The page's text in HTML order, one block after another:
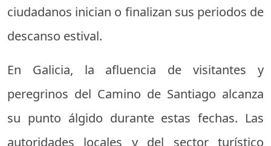
ciudadanos inician o finalizan sus periodos de
descanso estival.
En Galicia, la afluencia de visitantes y
peregrinos del Camino de Santiago alcanza
su punto álgido durante estas fechas. Las
autoridades locales y del sector turístico